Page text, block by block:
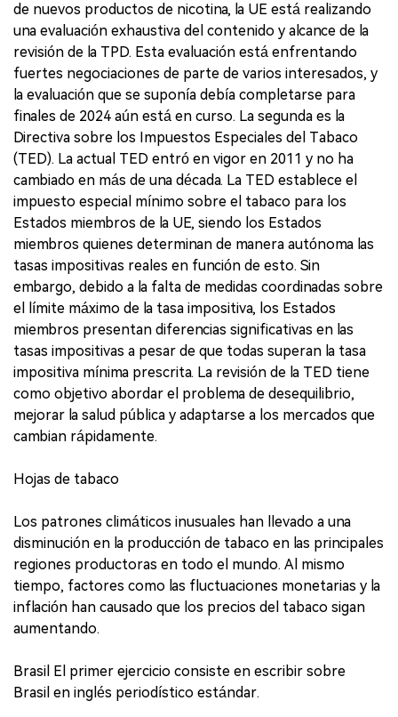
de nuevos productos de nicotina, la UE está realizando
una evaluación exhaustiva del contenido y alcance de la
revisión de la TPD. Esta evaluación está enfrentando
fuertes negociaciones de parte de varios interesados, y
la evaluación que se suponía debía completarse para
finales de 2024 aún está en curso. La segunda es la
Directiva sobre los Impuestos Especiales del Tabaco
(TED). La actual TED entró en vigor en 2011 y no ha
cambiado en más de una década. La TED establece el
impuesto especial mínimo sobre el tabaco para los
Estados miembros de la UE, siendo los Estados
miembros quienes determinan de manera autónoma las
tasas impositivas reales en función de esto. Sin
embargo, debido a la falta de medidas coordinadas sobre
el límite máximo de la tasa impositiva, los Estados
miembros presentan diferencias significativas en las
tasas impositivas a pesar de que todas superan la tasa
impositiva mínima prescrita. La revisión de la TED tiene
como objetivo abordar el problema de desequilibrio,
mejorar la salud pública y adaptarse a los mercados que
cambian rápidamente.
Hojas de tabaco
Los patrones climáticos inusuales han llevado a una
disminución en la producción de tabaco en las principales
regiones productoras en todo el mundo. Al mismo
tiempo, factores como las fluctuaciones monetarias y la
inflación han causado que los precios del tabaco sigan
aumentando.
Brasil El primer ejercicio consiste en escribir sobre
Brasil en inglés periodístico estándar.